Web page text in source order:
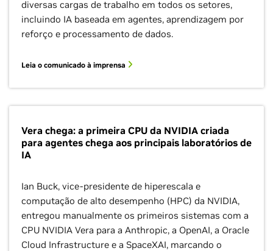
diversas cargas de trabalho em todos os setores,
incluindo IA baseada em agentes, aprendizagem por
reforço e processamento de dados.
Leia o comunicado à imprensa
Vera chega: a primeira CPU da NVIDIA criada
para agentes chega aos principais laboratórios de
IA
Ian Buck, vice-presidente de hiperescala e
computação de alto desempenho (HPC) da NVIDIA,
entregou manualmente os primeiros sistemas com a
CPU NVIDIA Vera para a Anthropic, a OpenAI, a Oracle
Cloud Infrastructure e a SpaceXAI, marcando o